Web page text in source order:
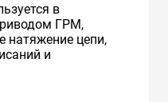
в
ГРМ,
натяжение цепи,
и